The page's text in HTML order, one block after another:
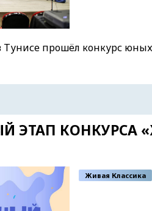
прошёл конкурс юных
ЭТАП КОНКУРСА
Живая Классика